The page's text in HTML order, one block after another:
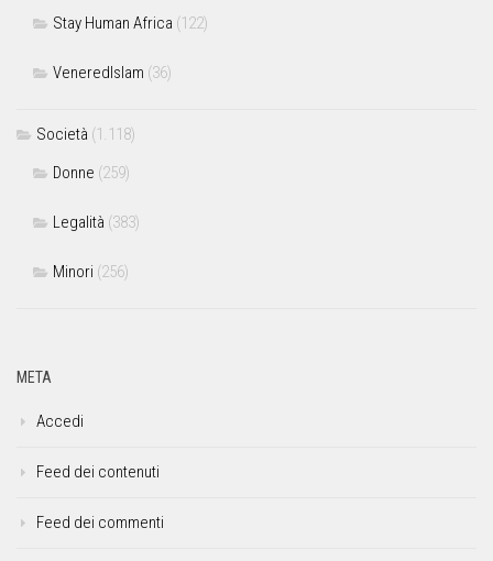
Stay Human Africa (122)
VeneredIslam (36)
Società (1.118)
Donne (259)
Legalità (383)
Minori (256)
META
Accedi
Feed dei contenuti
Feed dei commenti